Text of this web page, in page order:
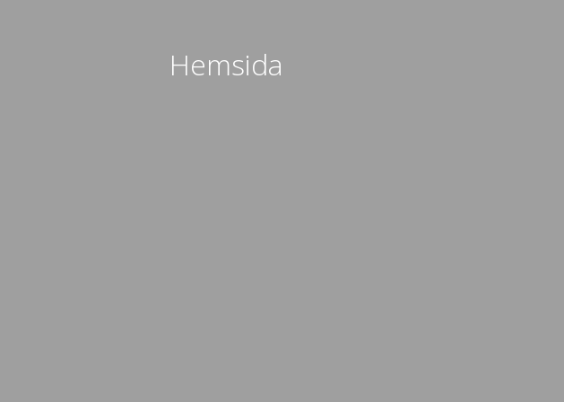
Hemsida